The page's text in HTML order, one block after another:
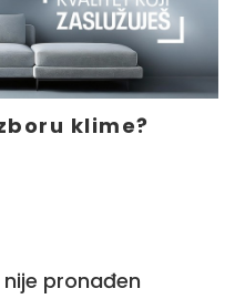
klime?
pronađen